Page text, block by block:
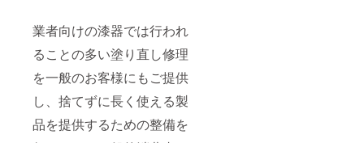
業者向けの漆器では行われ
ることの多い塗り直し修理
を一般のお客様にもご提供
し、捨てずに長く使える製
品を提供するための整備を